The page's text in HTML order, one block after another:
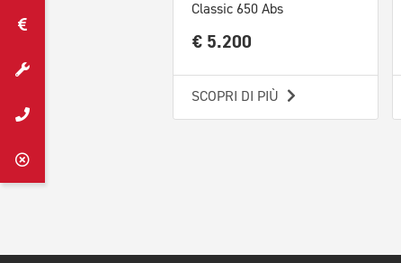
Classic 650 Abs
€ 5.200
SCOPRI DI PIÙ